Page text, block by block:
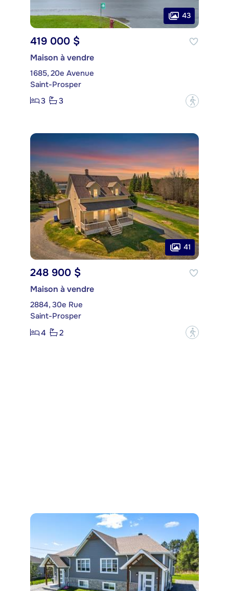
43
419 000 $
Maison à vendre
1685, 20e Avenue
Saint-Prosper
3
3 ?
41
248 900 $
Maison à vendre
2884, 30e Rue
Saint-Prosper
4
2 ?